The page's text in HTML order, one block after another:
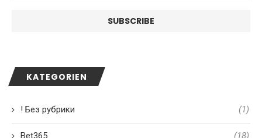
KATEGORIEN
! Без рубрики (1)
Bet365 (18)